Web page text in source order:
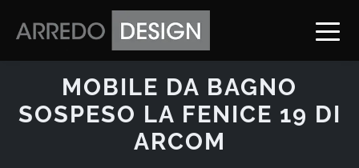
MOBILE DA BAGNO
SOSPESO LA FENICE 19 DI
ARCOM